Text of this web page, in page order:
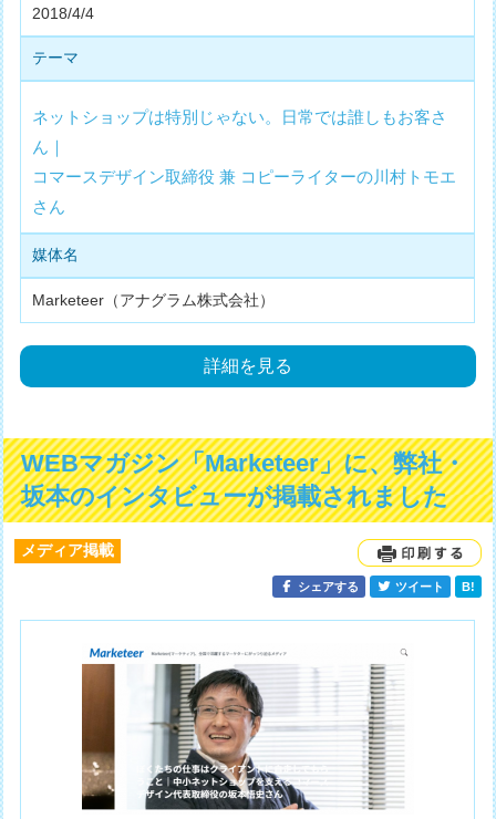
2018/4/4
テーマ
ネットショップは特別じゃない。日常では誰しもお客さ
ん｜
コマースデザイン取締役 兼 コピーライターの川村トモエ
さん
媒体名
Marketeer（アナグラム株式会社）
詳細を見る
WEBマガジン「Marketeer」に、弊社・
坂本のインタビューが掲載されました
メディア掲載
シェアする ツイート B!